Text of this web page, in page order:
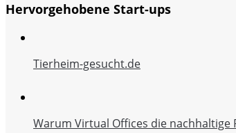
Hervorgehobene Start-ups
Tierheim-gesucht.de
Warum Virtual Offices die